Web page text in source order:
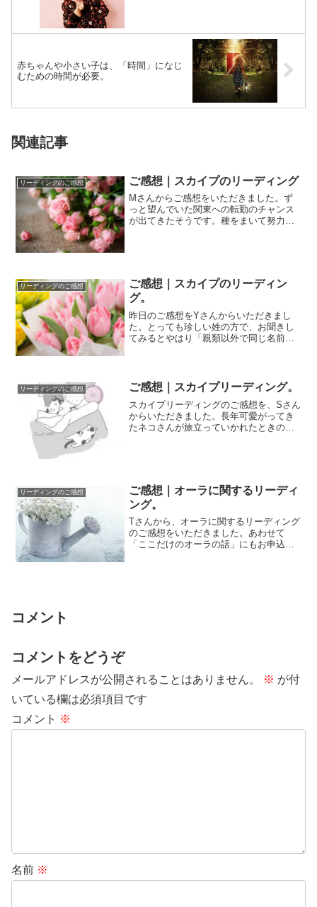
赤ちゃんや小さい子は、「時間」になじ
むための時間が必要。
関連記事
リーディングのご感想 ご感想｜スカイプのリーディング
Mさんからご感想をいただきました。ず
っと望んでいた関東への転勤のチャンス
が出てきたそうです。種をまいて努力を
リーディングのご感想
ご感想｜スカイプのリーディン
グ。
昨日のご感想をYさんからいただきまし
た。とっても珍しい姓の方で、お聞きし
てみるとやはり「親類以外で同じ名前の
リーディングのご感想 ご感想｜スカイプリーディング。
スカイプリーディングのご感想を、Sさん
からいただきました。長年可愛がってき
たネコさんが旅立っていかれたときのこ
リーディングのご感想
ご感想｜オーラに関するリーディ
ング。
Tさんから、オーラに関するリーディング
のご感想をいただきました。あわせて
「ここだけのオーラの話」にもお申込を
コメント
コメントをどうぞ
メールアドレスが公開されることはありません。 ※ が付
いている欄は必須項目です
コメント ※
名前 ※